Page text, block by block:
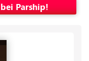
Parship!